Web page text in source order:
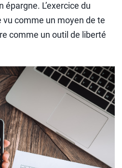
L’exercice du
vu comme un moyen de te
comme un outil de liberté